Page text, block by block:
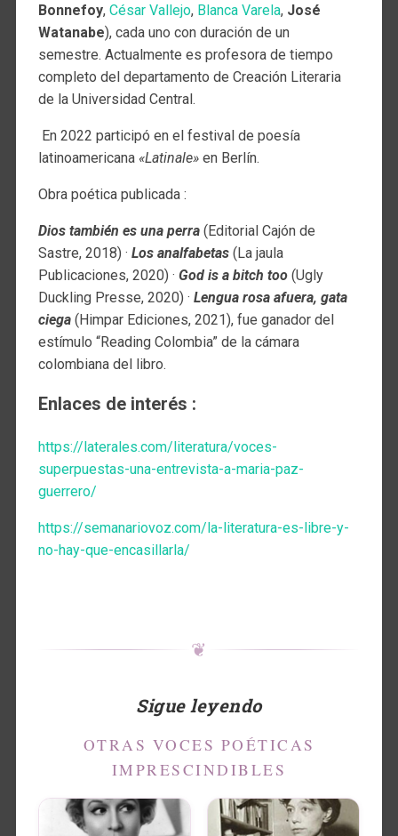
Bonnefoy, César Vallejo, Blanca Varela, José
Watanabe), cada uno con duración de un
semestre. Actualmente es profesora de tiempo
completo del departamento de Creación Literaria
de la Universidad Central.
En 2022 participó en el festival de poesía
latinoamericana «Latinale»en Berlín.
Obra poética publicada :
Dios también es una perra(Editorial Cajón de
Sastre, 2018) · Los analfabetas(La jaula
Publicaciones, 2020) · God is a bitch too(Ugly
Duckling Presse, 2020) · Lengua rosa afuera, gata
ciega(Himpar Ediciones, 2021), fue ganador del
estímulo “Reading Colombia” de la cámara
colombiana del libro.
Enlaces de interés :
https://laterales.com/literatura/voces-
superpuestas-una-entrevista-a-maria-paz-
guerrero/
https://semanariovoz.com/la-literatura-es-libre-y-
no-hay-que-encasillarla/
❦
Sigue leyendo
OTRAS VOCES POÉTICAS
IMPRESCINDIBLES